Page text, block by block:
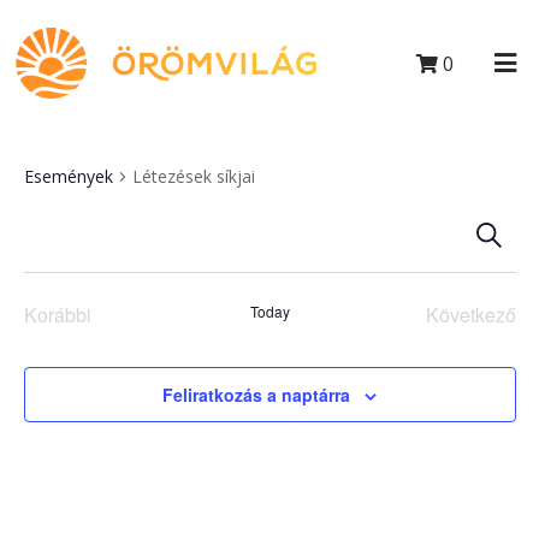
0
Események Létezések síkjai
E
s
e
m
Korábbi
Today
Következő
Feliratkozás a naptárra